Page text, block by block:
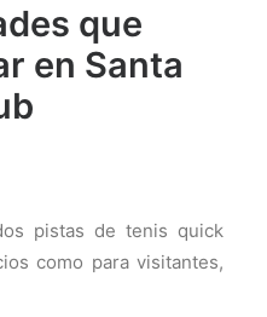
que
en Santa
pistas de tenis quick
como para visitantes,